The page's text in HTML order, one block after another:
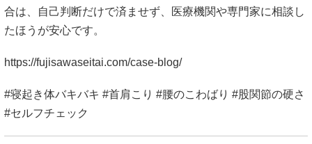
合は、自己判断だけで済ませず、医療機関や専門家に相談し
たほうが安心です。
https://fujisawaseitai.com/case-blog/
#寝起き体バキバキ #首肩こり #腰のこわばり #股関節の硬さ
#セルフチェック